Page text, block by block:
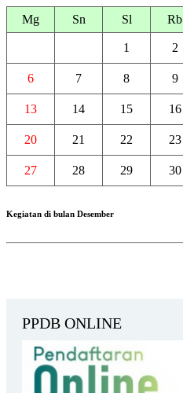
Mg Sn Sl Rb
1 2
6 7 8 9
13 14 15 16
20 21 22 23
27 28 29 30
Kegiatan di bulan Desember
PPDB ONLINE